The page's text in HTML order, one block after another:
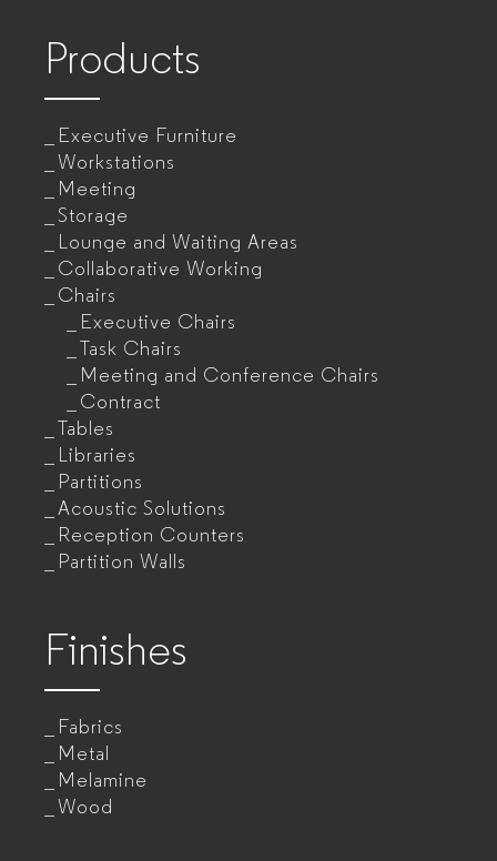
Products
Executive Furniture
Workstations
Meeting
Storage
Lounge and Waiting Areas
Collaborative Working
Chairs
Executive Chairs
Task Chairs
Meeting and Conference Chairs
Contract
Tables
Libraries
Partitions
Acoustic Solutions
Reception Counters
Partition Walls
Finishes
Fabrics
Metal
Melamine
Wood